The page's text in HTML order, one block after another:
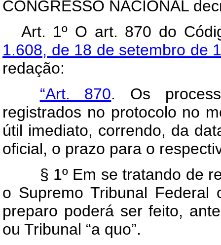
CONGRESSO NACIONAL
Art. 1º O art. 870 do
1.608, de 18 de setembro de
redação:
“Art. 870. Os
registrados no protocolo no
útil imediato, correndo, da
oficial, o prazo para o
§ 1º Em se tratando de
o Supremo Tribunal Federal
preparo poderá ser feito,
ou Tribunal “a quo”.